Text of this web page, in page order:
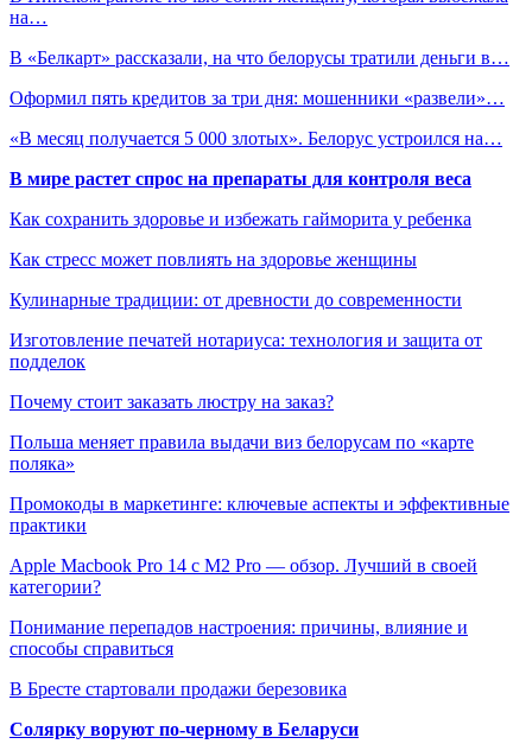
на…
В «Белкарт» рассказали, на что белорусы тратили деньги в…
Оформил пять кредитов за три дня: мошенники «развели»…
«В месяц получается 5 000 злотых». Белорус устроился на…
В мире растет спрос на препараты для контроля веса
Как сохранить здоровье и избежать гайморита у ребенка
Как стресс может повлиять на здоровье женщины
Кулинарные традиции: от древности до современности
Изготовление печатей нотариуса: технология и защита от
подделок
Почему стоит заказать люстру на заказ?
Польша меняет правила выдачи виз белорусам по «карте
поляка»
Промокоды в маркетинге: ключевые аспекты и эффективные
практики
Apple Macbook Pro 14 с M2 Pro — обзор. Лучший в своей
категории?
Понимание перепадов настроения: причины, влияние и
способы справиться
В Бресте стартовали продажи березовика
Солярку воруют по-черному в Беларуси